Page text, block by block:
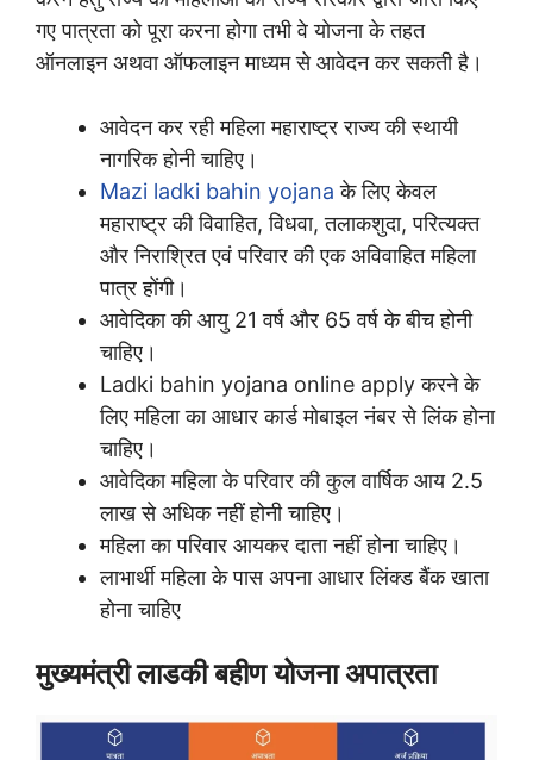
गए पात्रता को पूरा करना होगा तभी वे योजना के तहत
ऑनलाइन अथवा ऑफलाइन माध्यम से आवेदन कर सकती है।
आवेदन कर रही महिला महाराष्ट्र राज्य की स्थायी
नागरिक होनी चाहिए।
Mazi ladki bahin yojana के लिए केवल
महाराष्ट्र की विवाहित, विधवा, तलाकशुदा, परित्यक्त
और निराश्रित एवं परिवार की एक अविवाहित महिला
पात्र होंगी।
आवेदिका की आयु 21 वर्ष और 65 वर्ष के बीच होनी
चाहिए।
Ladki bahin yojana online apply करने के
लिए महिला का आधार कार्ड मोबाइल नंबर से लिंक होना
चाहिए।
आवेदिका महिला के परिवार की कुल वार्षिक आय 2.5
लाख से अधिक नहीं होनी चाहिए।
महिला का परिवार आयकर दाता नहीं होना चाहिए।
लाभार्थी महिला के पास अपना आधार लिंक्ड बैंक खाता
होना चाहिए
मुख्यमंत्री लाडकी बहीण योजना अपात्रता